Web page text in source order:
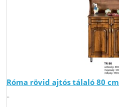
Róma rövid ajtós tálaló 80 cm
..